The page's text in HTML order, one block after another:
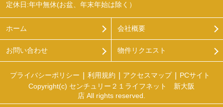
定休日:年中無休(お盆、年末年始は除く）
ホーム 会社概要
お問い合わせ 物件リクエスト
プライバシーポリシー 利用規約 アクセスマップ
PCサイト
Copyright(c) センチュリー２１ライフネット 新大阪
店 All rights reserved.